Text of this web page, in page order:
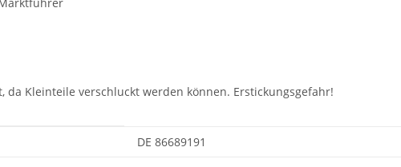
Kleinteile verschluckt werden können. Erstickungsgefahr!
DE 86689191